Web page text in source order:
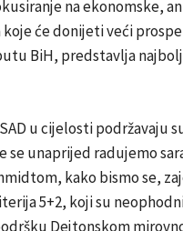
na ekonomske,
koje će donijeti veći
BiH, predstavlja
u cijelosti podržavaju
se unaprijed radujemo
kako bismo se,
5+2, koji su
Dejtonskom